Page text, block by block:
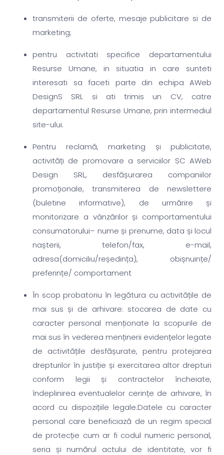
transmiterii de oferte, mesaje publicitare si de
marketing;
pentru activitati specifice departamentului
Resurse Umane, in situatia in care sunteti
interesati sa faceti parte din echipa AWeb
DesignS SRL si ati trimis un CV, catre
departamentul Resurse Umane, prin intermediul
site-ului.
Pentru reclamă, marketing și publicitate,
activități de promovare a serviciilor SC AWeb
Design SRL, desfășurarea companiilor
promoționale, transmiterea de newslettere
(buletine informative), de urmărire și
monitorizare a vânzărilor și comportamentului
consumatorului– nume și prenume, data și locul
nașterii, telefon/fax, e-mail,
adresa(domiciliu/reședința), obișnuințe/
preferințe/ comportament
În scop probatoriu în legătura cu activitățile de
mai sus și de arhivare: stocarea de date cu
caracter personal menționate la scopurile de
mai sus în vederea menținerii evidențelor legate
de activitățile desfășurate, pentru protejarea
drepturilor în justiție și exercitarea altor drepturi
conform legii și contractelor încheiate,
îndeplinirea eventualelor cerințe de arhivare, în
acord cu dispozițiile legale.Datele cu caracter
personal care beneficiază de un regim special
de protecție cum ar fi codul numeric personal,
seria și numărul actului de identitate, vor fi